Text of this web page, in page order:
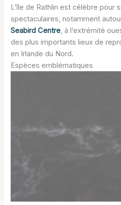
L’île de Rathlin est célèbre pour
spectaculaires, notamment
Seabird Centre, à l’extrémité
des plus importants lieux de
en Irlande du Nord.
Espèces emblématiques